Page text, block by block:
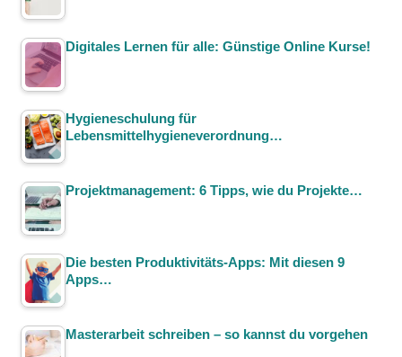
Digitales Lernen für alle: Günstige Online Kurse!
Hygieneschulung für
Lebensmittelhygieneverordnung…
Projektmanagement: 6 Tipps, wie du Projekte…
Die besten Produktivitäts-Apps: Mit diesen 9
Apps…
Masterarbeit schreiben – so kannst du vorgehen